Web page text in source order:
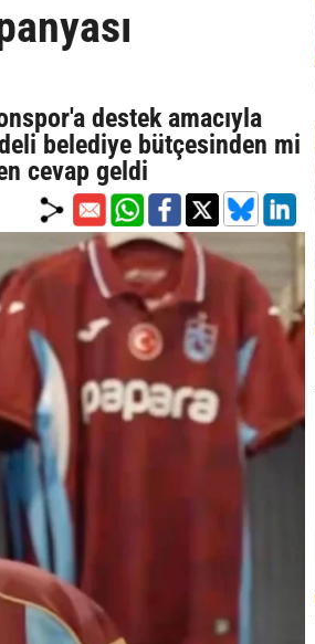
destek amacıyla
belediye bütçesinden mi
cevap geldi